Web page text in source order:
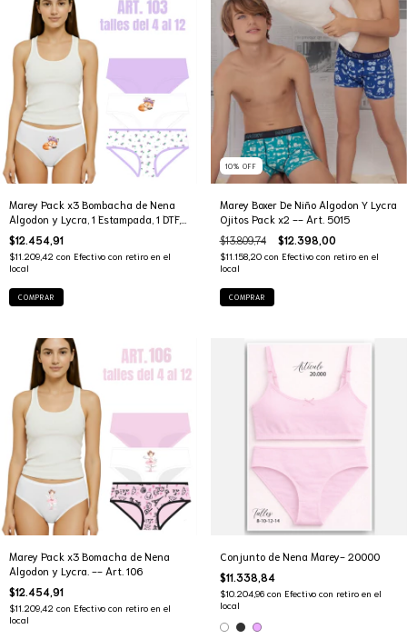
Marey Pack x3 Bombacha de Nena
Algodon y Lycra, 1 Estampada, 1 DTF, 1
Lisa -- Art. 103
$12.454,91
$11.209,42 con Efectivo con retiro en el
local
COMPRAR
10% OFF
Marey Boxer De Niño Algodon Y Lycra
Ojitos Pack x2 -- Art. 5015
$13.809,74 $12.398,00
$11.158,20 con Efectivo con retiro en el
local
COMPRAR
Marey Pack x3 Bomacha de Nena
Algodon y Lycra. -- Art. 106
$12.454,91
$11.209,42 con Efectivo con retiro en el
local
Conjunto de Nena Marey- 20000
$11.338,84
$10.204,96 con Efectivo con retiro en el
local